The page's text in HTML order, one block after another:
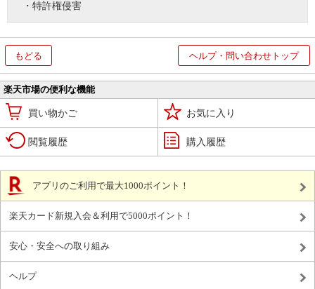
・特許権侵害
もどる ヘルプ・問い合わせトップ
楽天市場の便利な機能
買い物かご お気に入り
閲覧履歴 購入履歴
アプリのご利用で最大1000ポイント！
楽天カード新規入会＆利用で5000ポイント！
安心・安全への取り組み
ヘルプ